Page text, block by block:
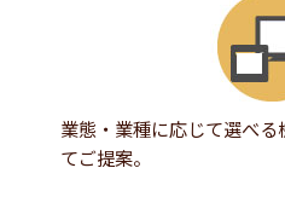
業態・業種に応じて選べ
てご提案。